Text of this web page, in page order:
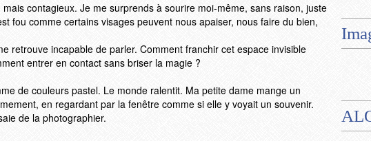
contagieux. Je me surprends à sourire moi-même, sans raison, juste
fou comme certains visages peuvent nous apaiser, nous faire du bien,
retrouve incapable de parler. Comment franchir cet espace invisible
entrer en contact sans briser la magie ?
de couleurs pastel. Le monde ralentit. Ma petite dame mange un
en regardant par la fenêtre comme si elle y voyait un souvenir.
de la photographier.